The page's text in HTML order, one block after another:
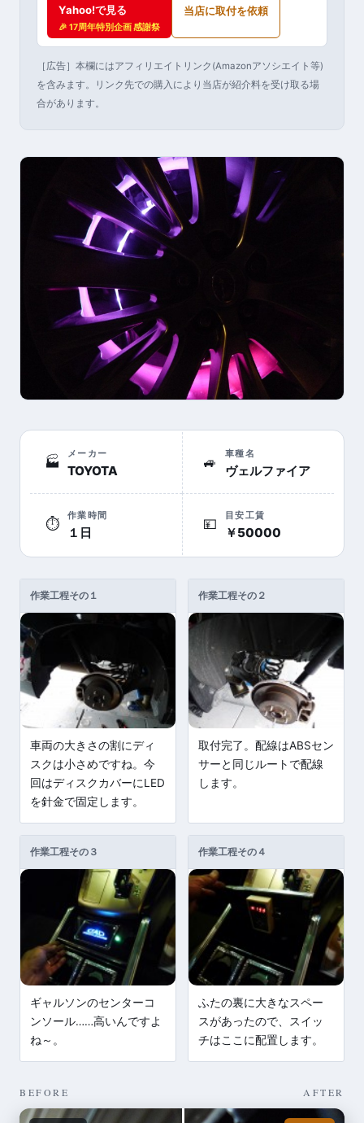
Yahoo!で見る
🎉 17周年特別企画 感謝祭
当店に取付を依頼
［広告］本欄にはアフィリエイトリンク(Amazonアソシエイト等)
を含みます。リンク先での購入により当店が紹介料を受け取る場
合があります。
🏭
メーカー
TOYOTA
🚙
車種名
ヴェルファイア
⏱
作業時間
１日
💴
目安工賃
￥50000
作業工程その１
車両の大きさの割にディ
スクは小さめですね。今
回はディスクカバーにLED
を針金で固定します。
作業工程その２
取付完了。配線はABSセン
サーと同じルートで配線
します。
作業工程その３
ギャルソンのセンターコ
ンソール……高いんですよ
ね～。
作業工程その４
ふたの裏に大きなスペー
スがあったので、スイッ
チはここに配置します。
BEFORE AFTER